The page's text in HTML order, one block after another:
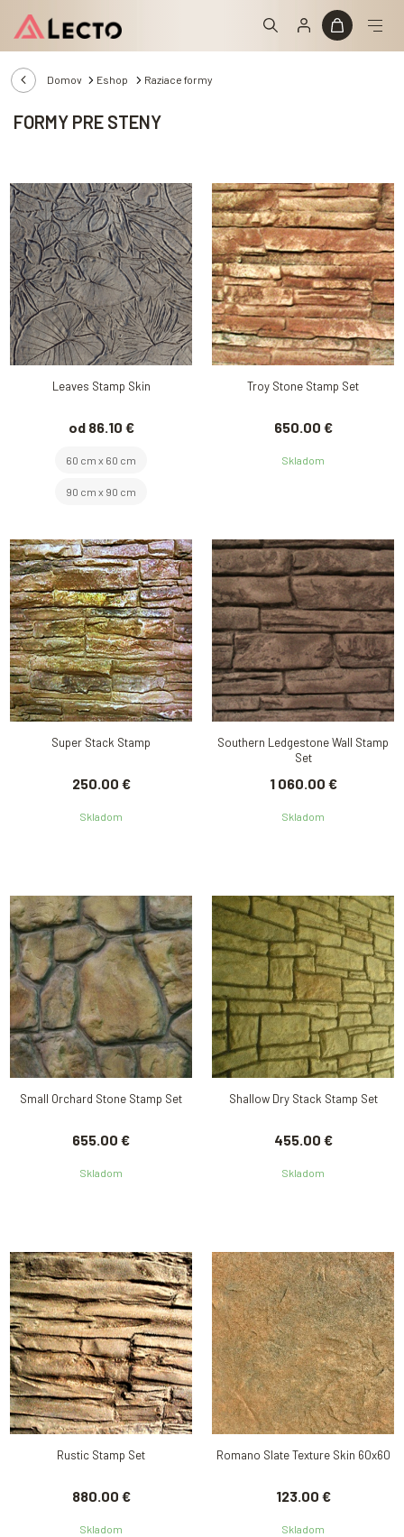
Domov Eshop Raziace formy
FORMY PRE STENY
Leaves Stamp Skin
od 86.10 €
60 cm x 60 cm
90 cm x 90 cm
Troy Stone Stamp Set
650.00 €
Skladom
Super Stack Stamp
250.00 €
Skladom
Southern Ledgestone Wall Stamp
Set
1 060.00 €
Skladom
Small Orchard Stone Stamp Set
655.00 €
Skladom
Shallow Dry Stack Stamp Set
455.00 €
Skladom
Rustic Stamp Set
880.00 €
Skladom
Romano Slate Texture Skin 60x60
123.00 €
Skladom